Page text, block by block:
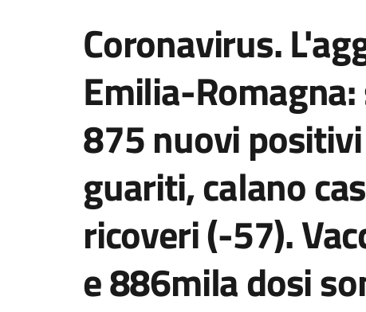
Coronavirus.
Emilia-
875 nuovi
guariti, calano
ricoveri (-57).
e 886mila dosi